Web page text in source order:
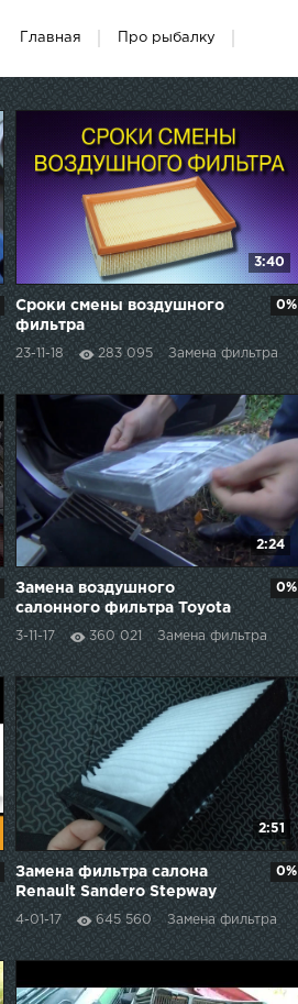
Главная Про рыбалку
3:40
Сроки смены воздушного
фильтра
23-11-18 283 095 Замена фильтра
0%
2:24
Замена воздушного
салонного фильтра Toyota
Corolla
3-11-17 360 021 Замена фильтра
0%
2:51
Замена фильтра салона
Renault Sandero Stepway
4-01-17 645 560 Замена фильтра
0%